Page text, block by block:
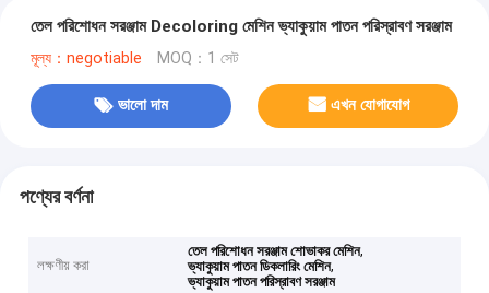
তেল পরিশোধন সরঞ্জাম Decoloring মেশিন ভ্যাকুয়াম পাতন পরিস্রাবণ সরঞ্জাম
মূল্য：negotiable MOQ：1 সেট
ভালো দাম এখন যোগাযোগ
পণ্যের বর্ণনা
লক্ষণীয় করা
তেল পরিশোধন সরঞ্জাম শোভাকর মেশিন,
ভ্যাকুয়াম পাতন ডিকলারিং মেশিন,
ভ্যাকুয়াম পাতন পরিস্রাবণ সরঞ্জাম